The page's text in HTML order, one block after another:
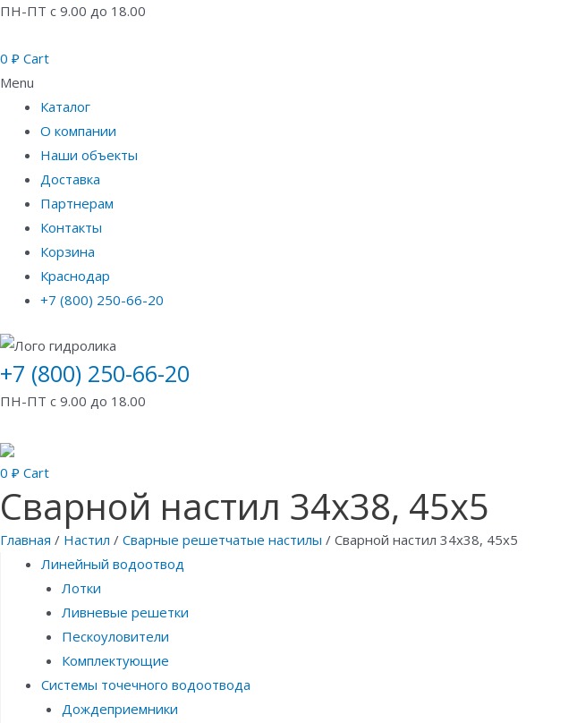
ПН-ПТ с 9.00 до 18.00
0 ₽ Cart
Menu
Каталог
О компании
Наши объекты
Доставка
Партнерам
Контакты
Корзина
Краснодар
+7 (800) 250-66-20
+7 (800) 250-66-20
ПН-ПТ с 9.00 до 18.00
0 ₽ Cart
Сварной настил 34х38, 45х5
Главная / Настил / Сварные решетчатые настилы / Сварной настил 34х38, 45х5
Линейный водоотвод
Лотки
Ливневые решетки
Пескоуловители
Комплектующие
Системы точечного водоотвода
Дождеприемники